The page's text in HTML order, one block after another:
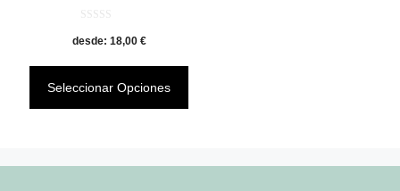
d
desde: 18,00 €
Seleccionar Opciones